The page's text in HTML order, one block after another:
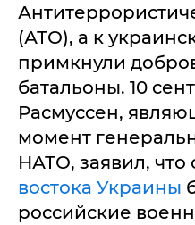
(АТО), а к
примкнули
батальоны. 10
Расмуссен,
момент
НАТО, заявил, что
востока Украины
российские